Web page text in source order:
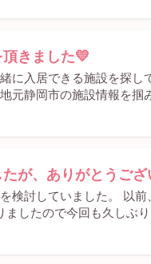
きました💛
に入居できる施設を探し
元静岡市の施設情報を掴
が、ありがとうござ
検討していました。 以
ましたので今回も久しぶ